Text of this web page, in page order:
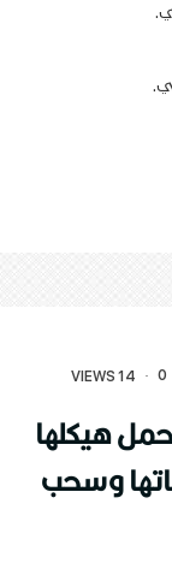
0
·
14 VIEWS
هيكلها
وسحب